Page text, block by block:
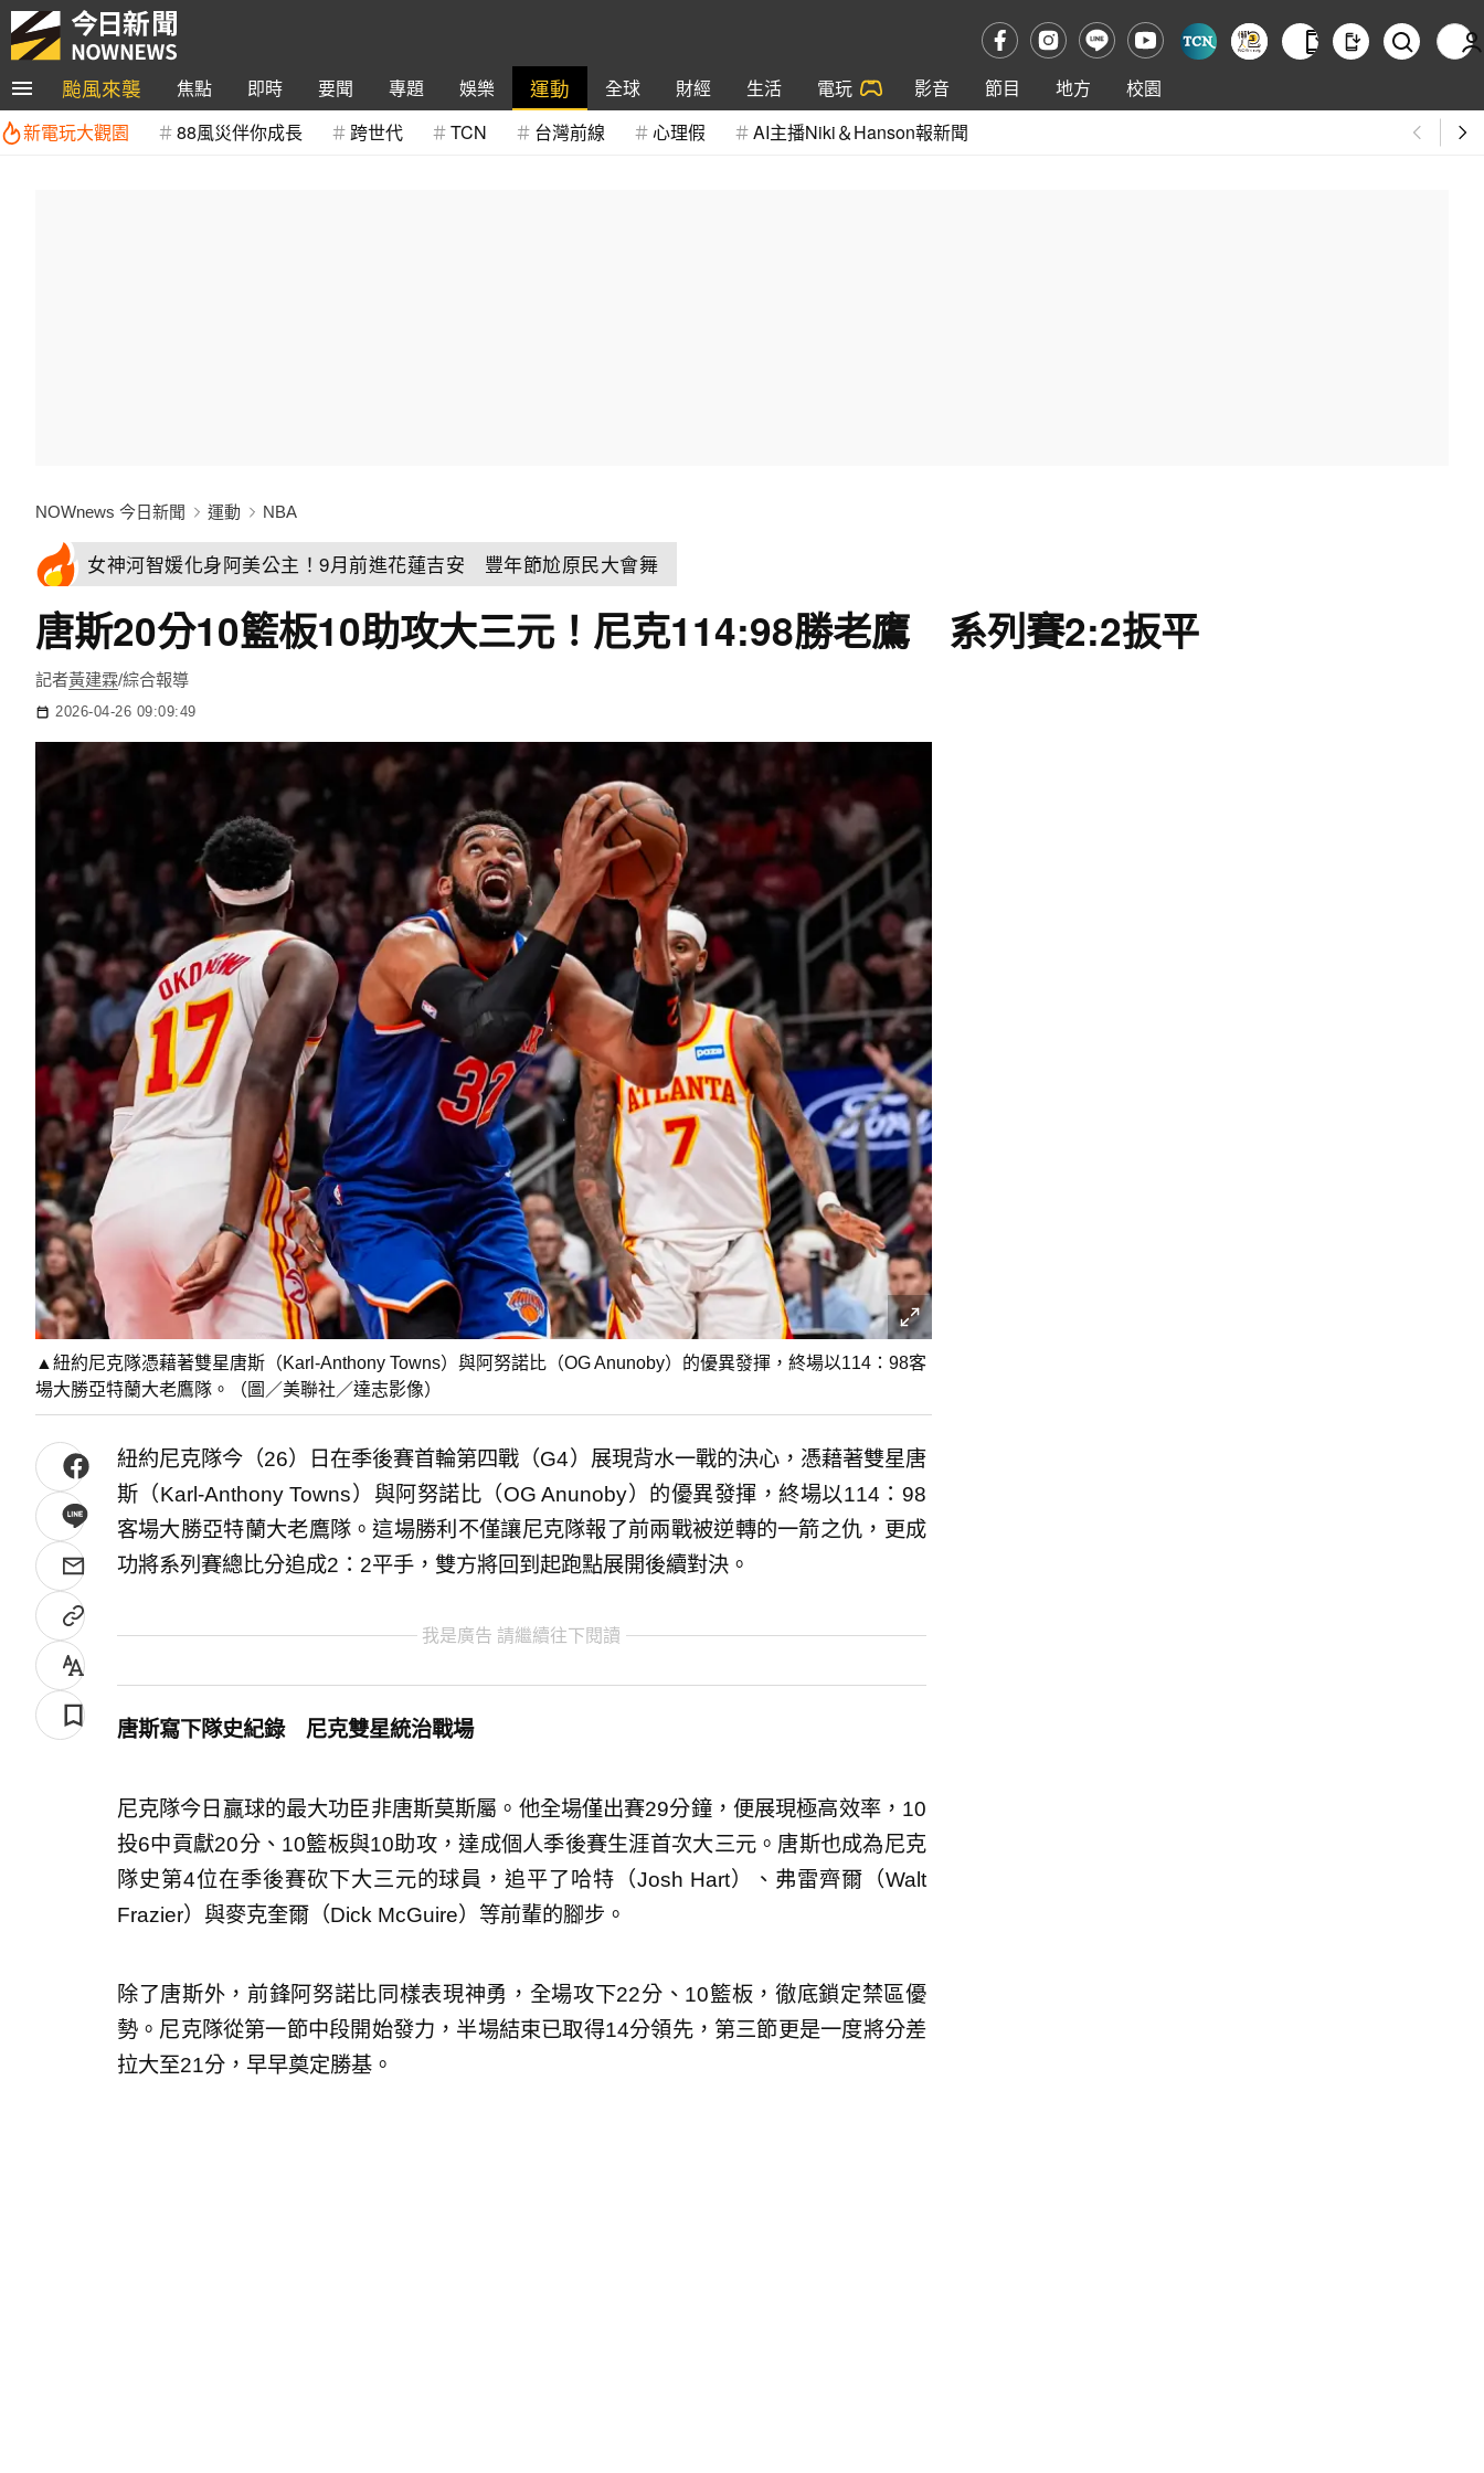
颱風來襲 焦點 即時 要聞 專題 娛樂 運動 全球 財經 生活 電玩 影音 節目 地方
校園
新電玩大觀園
88風災伴你成長 跨世代 TCN 台灣前線 心理假 AI主播Niki＆Hanson報新聞
NOWnews 今日新聞 運動 NBA
女神河智媛化身阿美公主！9月前進花蓮吉安 豐年節尬原民大會舞
唐斯20分10籃板10助攻大三元！尼克114:98勝老鷹 系列賽2:2扳平
記者黃建霖/綜合報導
2026-04-26 09:09:49
▲紐約尼克隊憑藉著雙星唐斯（Karl-Anthony Towns）與阿努諾比（OG Anunoby）的優異發揮，終場以114：98客
場大勝亞特蘭大老鷹隊。（圖／美聯社／達志影像）
紐約尼克隊今（26）日在季後賽首輪第四戰（G4）展現背水一戰的決心，憑藉著雙星唐
斯（Karl-Anthony Towns）與阿努諾比（OG Anunoby）的優異發揮，終場以114：98
客場大勝亞特蘭大老鷹隊。這場勝利不僅讓尼克隊報了前兩戰被逆轉的一箭之仇，更成
功將系列賽總比分追成2：2平手，雙方將回到起跑點展開後續對決。
我是廣告 請繼續往下閱讀
唐斯寫下隊史紀錄 尼克雙星統治戰場
尼克隊今日贏球的最大功臣非唐斯莫斯屬。他全場僅出賽29分鐘，便展現極高效率，10
投6中貢獻20分、10籃板與10助攻，達成個人季後賽生涯首次大三元。唐斯也成為尼克
隊史第4位在季後賽砍下大三元的球員，追平了哈特（Josh Hart）、弗雷齊爾（Walt
Frazier）與麥克奎爾（Dick McGuire）等前輩的腳步。
除了唐斯外，前鋒阿努諾比同樣表現神勇，全場攻下22分、10籃板，徹底鎖定禁區優
勢。尼克隊從第一節中段開始發力，半場結束已取得14分領先，第三節更是一度將分差
拉大至21分，早早奠定勝基。